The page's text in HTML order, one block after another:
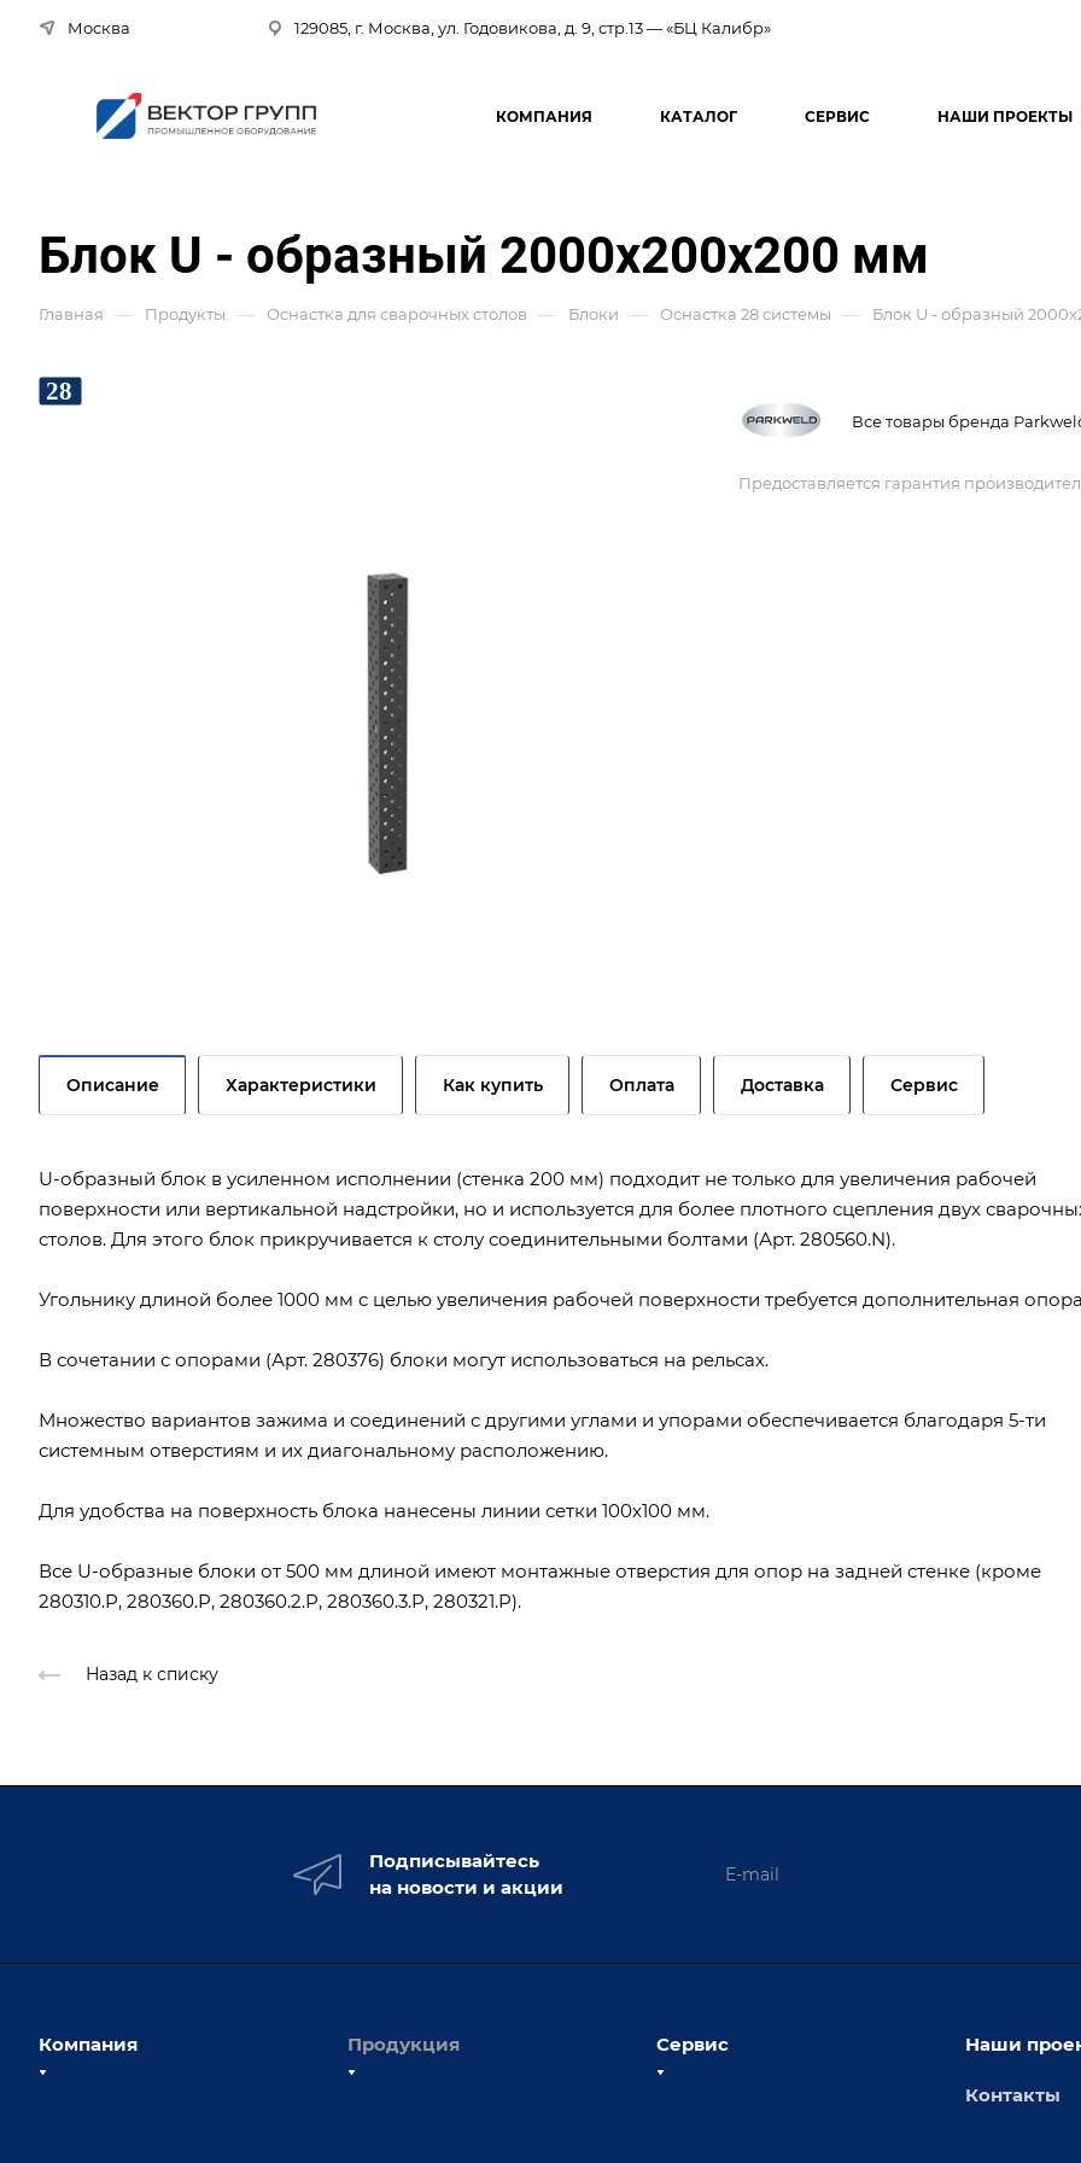
Москва 129085, г. Москва, ул. Годовикова, д. 9, стр.13 — «БЦ Калибр»
КОМПАНИЯ КАТАЛОГ СЕРВИС НАШИ ПРОЕКТЫ
Блок U - образный 2000х200х200 мм
Главная — Продукты — Оснастка для сварочных столов — Блоки — Оснастка 28 системы — Блок U - образный
Все товары бренда
Предоставляется гарантия
Описание Характеристики Как купить Оплата Доставка Сервис
U-образный блок в усиленном исполнении (стенка 200 мм) подходит не только для увеличения рабочей
поверхности или вертикальной надстройки, но и используется для более плотного сцепления двух
столов. Для этого блок прикручивается к столу соединительными болтами (Арт. 280560.N).
Угольнику длиной более 1000 мм с целью увеличения рабочей поверхности требуется дополнительная
В сочетании с опорами (Арт. 280376) блоки могут использоваться на рельсах.
Множество вариантов зажима и соединений с другими углами и упорами обеспечивается благодаря 5-ти
системным отверстиям и их диагональному расположению.
Для удобства на поверхность блока нанесены линии сетки 100x100 мм.
Все U-образные блоки от 500 мм длиной имеют монтажные отверстия для опор на задней стенке (кроме
280310.P, 280360.P, 280360.2.P, 280360.3.P, 280321.P).
Назад к списку
Подписывайтесь
на новости и акции
Компания Продукция Сервис Наши
Контакты